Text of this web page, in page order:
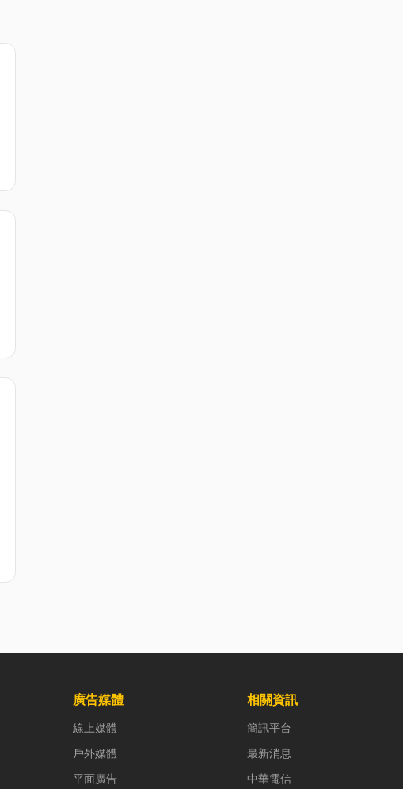
廣告媒體
線上媒體
戶外媒體
平面廣告
相關資訊
簡訊平台
最新消息
中華電信